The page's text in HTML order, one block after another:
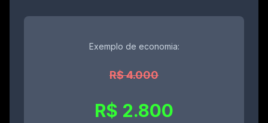
Exemplo de economia:
R$ 4.000
R$ 2.800